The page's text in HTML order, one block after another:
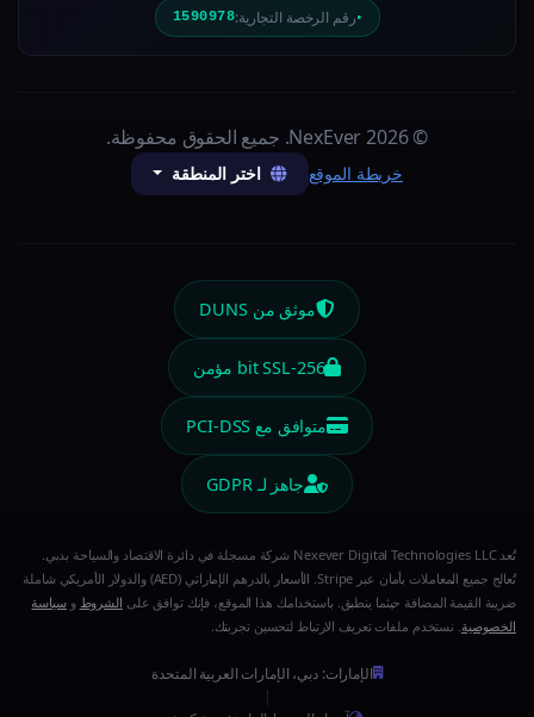
رقم الرخصة التجارية:1590978
© 2026 NexEver. جميع الحقوق محفوظة.
خريطة الموقع اختر المنطقة
موثق من DUNS
256-bit SSL مؤمن
متوافق مع PCI-DSS
جاهز لـ GDPR
تُعد Nexever Digital Technologies LLC شركة مسجلة في دائرة الاقتصاد والسياحة بدبي.
تُعالج جميع المعاملات بأمان عبر Stripe. الأسعار بالدرهم الإماراتي (AED) والدولار الأمريكي شاملة
ضريبة القيمة المضافة حيثما ينطبق. باستخدامك هذا الموقع، فإنك توافق على الشروط وسياسة
الخصوصية . نستخدم ملفات تعريف الارتباط لتحسين تجربتك.
الإمارات: دبي، الإمارات العربية المتحدة
|